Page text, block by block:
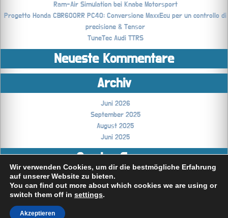
Ram-Air Simulation bei Knabe Motorsport
Progetto Honda CBR600RR PC40: Conversione MaxxEcu per un controllo di
precisione & Tensor
TuneTec Audi TTRS
Neueste Kommentare
Archiv
Juni 2026
September 2025
August 2025
Juni 2025
Coming Soon..
Technikblog
Wir verwenden Cookies, um dir die bestmögliche Erfahrung
auf unserer Website zu bieten.
You can find out more about which cookies we are using or
switch them off in settings.
Akzeptieren